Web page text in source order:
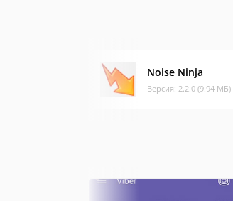
Noise Ninja
Версия: 2.2.0 (9.94 МБ)